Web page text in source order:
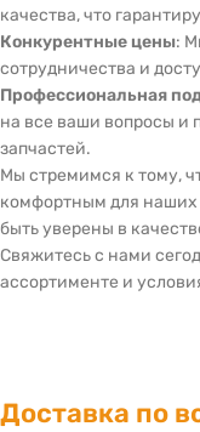
качества, что
Конкурентные цены:
сотрудничества и
Профессиональная
на все ваши вопросы и
запчастей.
Мы стремимся к тому,
комфортным для наших
быть уверены в
Свяжитесь с нами
ассортименте и
Доставка по